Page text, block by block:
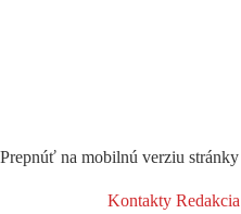
Prepnúť na mobilnú verziu stránky
Kontakty Redakcia